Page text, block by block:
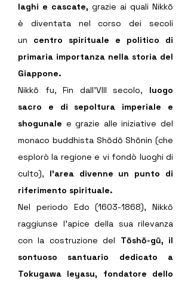
laghi e cascate, grazie ai quali Nikkō
è diventata nel corso dei secoli
un centro spirituale e politico di
primaria importanza nella storia del
Giappone.
Nikkō fu, Fin dall’VIII secolo, luogo
sacro e di sepoltura imperiale e
shogunale e grazie alle iniziative del
monaco buddhista Shōdō Shōnin (che
esplorò la regione e vi fondò luoghi di
culto), l’area divenne un punto di
riferimento spirituale.
Nel periodo Edo (1603-1868), Nikkō
raggiunse l’apice della sua rilevanza
con la costruzione del Tōshō-gū, il
sontuoso santuario dedicato a
Tokugawa Ieyasu,
fondatore dello